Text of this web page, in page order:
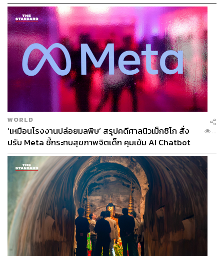
WORLD
‘เหมือนโรงงานปล่อยมลพิษ’ สรุปคดีศาลนิวเม็กซิโก สั่ง
ปรับ Meta ชี้กระทบสุขภาพจิตเด็ก คุมเข้ม AI Chatbot
...